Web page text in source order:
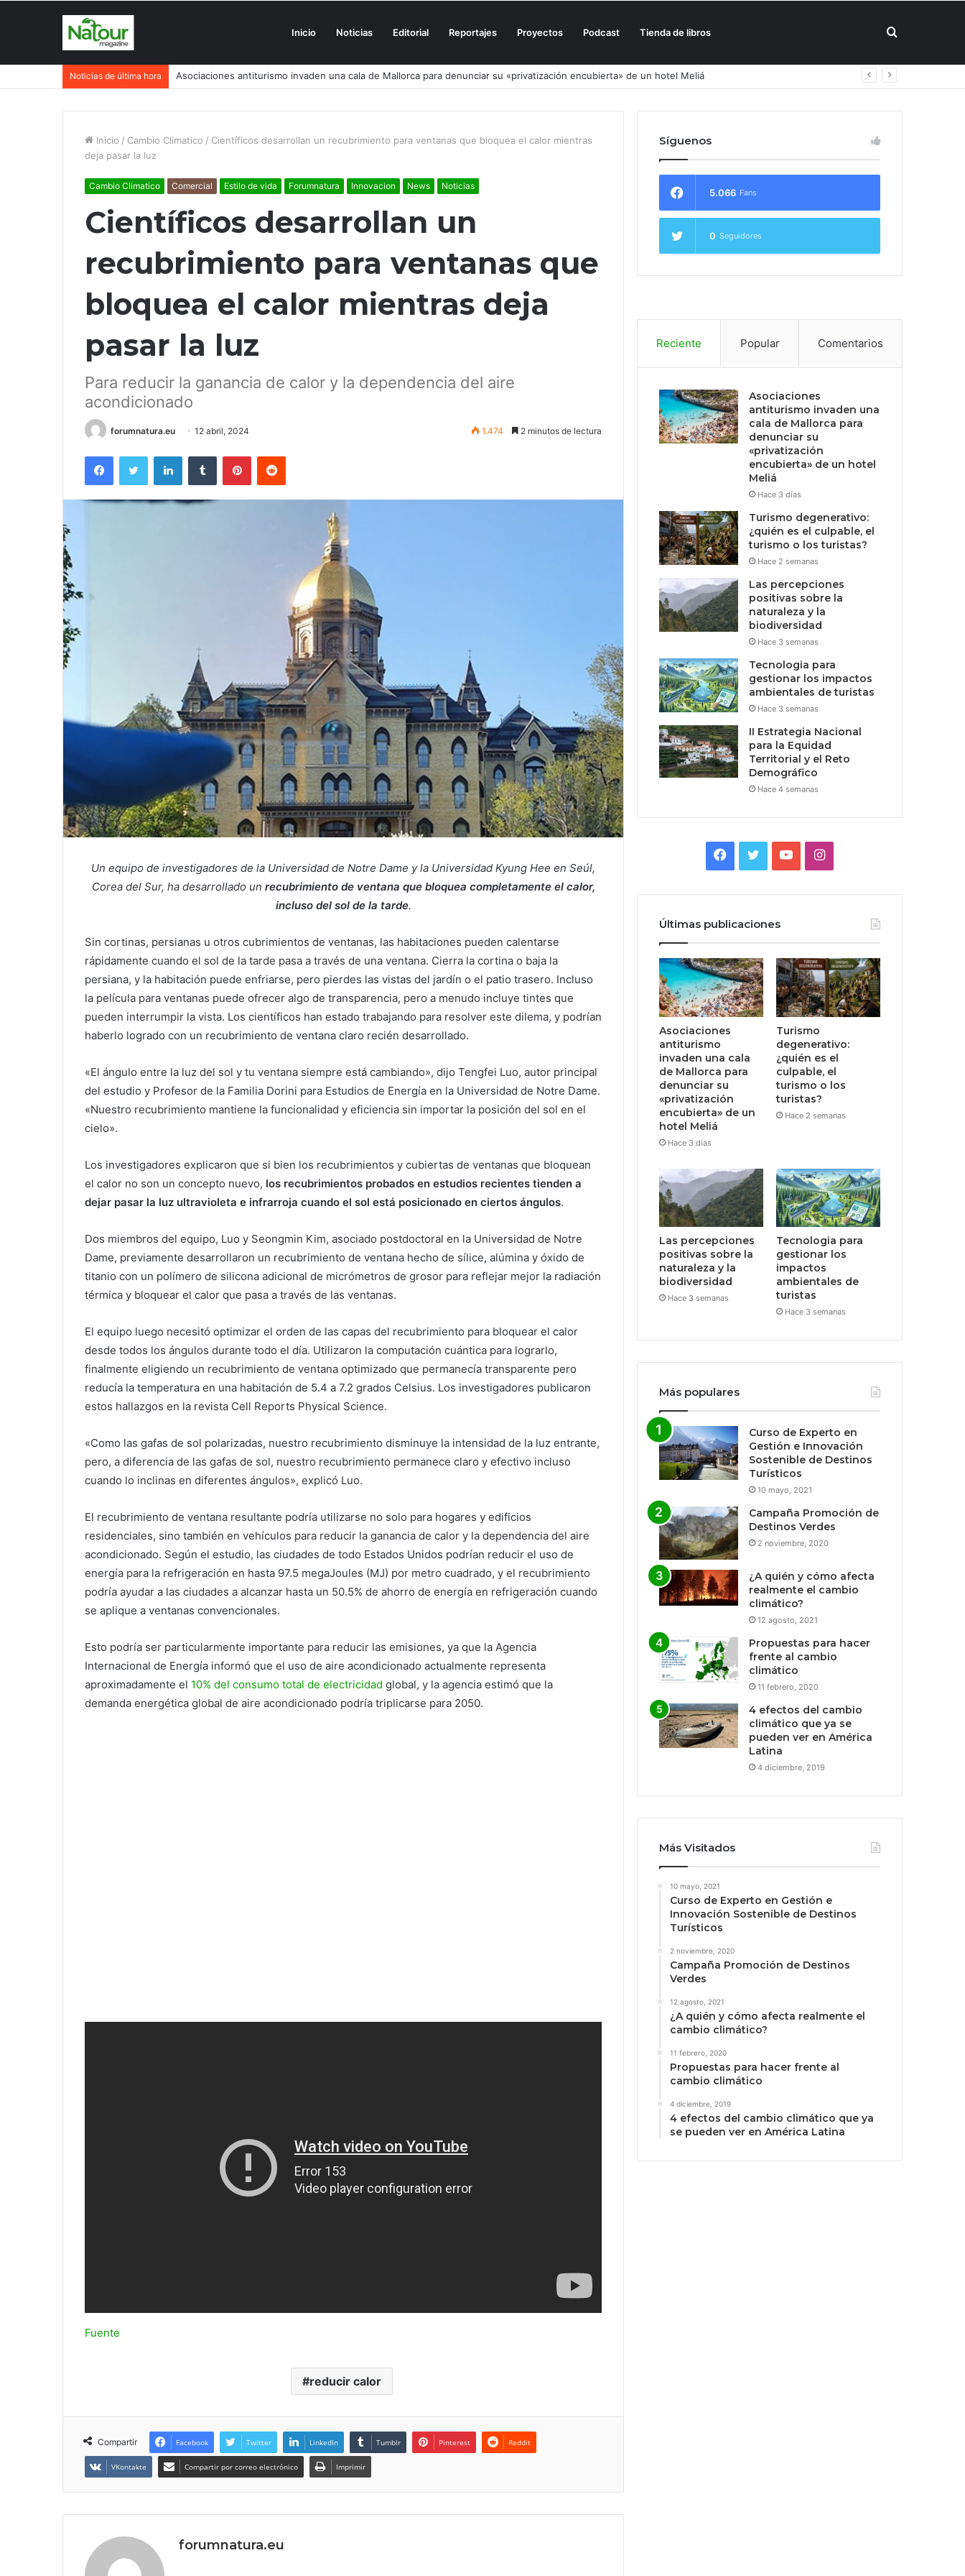
Inicio Noticias Editorial Reportajes Proyectos Podcast Tienda de libros Buscar
Noticias de última hora Turismo degenerativo: ¿quién es el culpable, el turismo o los turistas?
Inicio / Cambio Climatico / Científicos desarrollan un recubrimiento para ventanas que bloquea el calor mientras
deja pasar la luz
Cambio Climatico Comercial Estilo de vida Forumnatura Innovacion News Noticias
Científicos desarrollan un
recubrimiento para ventanas que
bloquea el calor mientras deja
pasar la luz
Para reducir la ganancia de calor y la dependencia del aire
acondicionado
forumnatura.eu 12 abril, 2024 1.474 2 minutos de lectura
FacebookTwitter LinkedInTumblr PinterestReddit
Un equipo de investigadores de la Universidad de Notre Dame y la Universidad Kyung Hee en Seúl,
Corea del Sur, ha desarrollado un recubrimiento de ventana que bloquea completamente el calor,
incluso del sol de la tarde.
Sin cortinas, persianas u otros cubrimientos de ventanas, las habitaciones pueden calentarse
rápidamente cuando el sol de la tarde pasa a través de una ventana. Cierra la cortina o baja la
persiana, y la habitación puede enfriarse, pero pierdes las vistas del jardín o el patio trasero. Incluso
la película para ventanas puede ofrecer algo de transparencia, pero a menudo incluye tintes que
pueden interrumpir la vista. Los científicos han estado trabajando para resolver este dilema, y podrían
haberlo logrado con un recubrimiento de ventana claro recién desarrollado.
«El ángulo entre la luz del sol y tu ventana siempre está cambiando», dijo Tengfei Luo, autor principal
del estudio y Profesor de la Familia Dorini para Estudios de Energía en la Universidad de Notre Dame.
«Nuestro recubrimiento mantiene la funcionalidad y eficiencia sin importar la posición del sol en el
cielo».
Los investigadores explicaron que si bien los recubrimientos y cubiertas de ventanas que bloquean
el calor no son un concepto nuevo, los recubrimientos probados en estudios recientes tienden a
dejar pasar la luz ultravioleta e infrarroja cuando el sol está posicionado en ciertos ángulos.
Dos miembros del equipo, Luo y Seongmin Kim, asociado postdoctoral en la Universidad de Notre
Dame, previamente desarrollaron un recubrimiento de ventana hecho de sílice, alúmina y óxido de
titanio con un polímero de silicona adicional de micrómetros de grosor para reflejar mejor la radiación
térmica y bloquear el calor que pasa a través de las ventanas.
El equipo luego necesitó optimizar el orden de las capas del recubrimiento para bloquear el calor
desde todos los ángulos durante todo el día. Utilizaron la computación cuántica para lograrlo,
finalmente eligiendo un recubrimiento de ventana optimizado que permanecía transparente pero
reducía la temperatura en una habitación de 5.4 a 7.2 grados Celsius. Los investigadores publicaron
estos hallazgos en la revista Cell Reports Physical Science.
«Como las gafas de sol polarizadas, nuestro recubrimiento disminuye la intensidad de la luz entrante,
pero, a diferencia de las gafas de sol, nuestro recubrimiento permanece claro y efectivo incluso
cuando lo inclinas en diferentes ángulos», explicó Luo.
El recubrimiento de ventana resultante podría utilizarse no solo para hogares y edificios
residenciales, sino también en vehículos para reducir la ganancia de calor y la dependencia del aire
acondicionado. Según el estudio, las ciudades de todo Estados Unidos podrían reducir el uso de
energía para la refrigeración en hasta 97.5 megaJoules (MJ) por metro cuadrado, y el recubrimiento
podría ayudar a las ciudades a alcanzar hasta un 50.5% de ahorro de energía en refrigeración cuando
se aplique a ventanas convencionales.
Esto podría ser particularmente importante para reducir las emisiones, ya que la Agencia
Internacional de Energía informó que el uso de aire acondicionado actualmente representa
aproximadamente el 10% del consumo total de electricidad global, y la agencia estimó que la
demanda energética global de aire acondicionado podría triplicarse para 2050.
Fuente
reducir calor
Compartir Facebook Twitter LinkedIn Tumblr Pinterest Reddit
VKontakte Compartir por correo electrónico Imprimir
forumnatura.eu
Síguenos
5.066 Fans
0 Seguidores
Reciente Popular Comentarios
Asociaciones
antiturismo invaden una
cala de Mallorca para
denunciar su
«privatización
encubierta» de un hotel
Meliá
Hace 3 días
Turismo degenerativo:
¿quién es el culpable, el
turismo o los turistas?
Hace 2 semanas
Las percepciones
positivas sobre la
naturaleza y la
biodiversidad
Hace 3 semanas
Tecnologia para
gestionar los impactos
ambientales de turistas
Hace 3 semanas
II Estrategia Nacional
para la Equidad
Territorial y el Reto
Demográfico
Hace 4 semanas
Facebook
TwitterYouTubeInstagram
Últimas publicaciones
Asociaciones
antiturismo
invaden una cala
de Mallorca para
denunciar su
«privatización
encubierta» de un
hotel Meliá
Hace 3 días
Turismo
degenerativo:
¿quién es el
culpable, el
turismo o los
turistas?
Hace 2 semanas
Las percepciones
positivas sobre la
naturaleza y la
biodiversidad
Hace 3 semanas
Tecnologia para
gestionar los
impactos
ambientales de
turistas
Hace 3 semanas
Más populares
Curso de Experto en
Gestión e Innovación
Sostenible de Destinos
Turísticos
10 mayo, 2021
Campaña Promoción de
Destinos Verdes
2 noviembre, 2020
¿A quién y cómo afecta
realmente el cambio
climático?
12 agosto, 2021
Propuestas para hacer
frente al cambio
climático
11 febrero, 2020
4 efectos del cambio
climático que ya se
pueden ver en América
Latina
4 diciembre, 2019
Más Visitados
10 mayo, 2021
Curso de Experto en Gestión e
Innovación Sostenible de Destinos
Turísticos
2 noviembre, 2020
Campaña Promoción de Destinos
Verdes
12 agosto, 2021
¿A quién y cómo afecta realmente el
cambio climático?
11 febrero, 2020
Propuestas para hacer frente al
cambio climático
4 diciembre, 2019
4 efectos del cambio climático que ya
se pueden ver en América Latina